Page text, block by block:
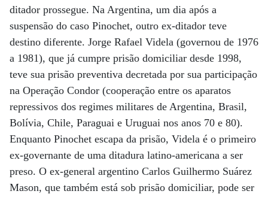
ditador prossegue. Na Argentina, um dia após a
suspensão do caso Pinochet, outro ex-ditador teve
destino diferente. Jorge Rafael Videla (governou de 1976
a 1981), que já cumpre prisão domiciliar desde 1998,
teve sua prisão preventiva decretada por sua participação
na Operação Condor (cooperação entre os aparatos
repressivos dos regimes militares de Argentina, Brasil,
Bolívia, Chile, Paraguai e Uruguai nos anos 70 e 80).
Enquanto Pinochet escapa da prisão, Videla é o primeiro
ex-governante de uma ditadura latino-americana a ser
preso. O ex-general argentino Carlos Guilhermo Suárez
Mason, que também está sob prisão domiciliar, pode ser